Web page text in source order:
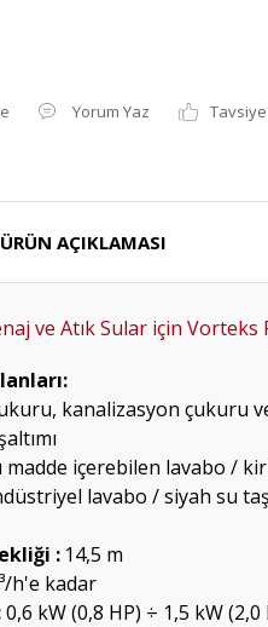
Yorum Yaz
ÜRÜN AÇIKLAMASI
ve Atık Sular için Vorteks
kanalizasyon çukuru
madde içerebilen lavabo /
lavabo / siyah su
: 14,5 m
h'e kadar
0,6 kW (0,8 HP) ÷ 1,5 kW (2,0